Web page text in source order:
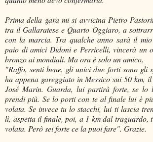
Prima della gara mi si avvicina Pietro
tra il Gallaratese e Quarto Oggiaro, a
con la marcia. Tra qualche anno sarà il
paio di amici Didoni e Perricelli, vincerà un
bronzo ai mondiali. Ma ora è solo un amico.
"Raffo, senti bene, gli unici due forti sono gli
ha appena gareggiato in Messico sui 50 km,
José Marin. Guarda, lui partirà forte, se lo
prendi più. Se lo porti con te al finale lui è
volata. Se invece tu lo stacchi, lui ti lascia
lì, aspetta il finale, poi, a 1 km dal traguardo,
volata. Però sei forte ce la puoi fare". Grazie.